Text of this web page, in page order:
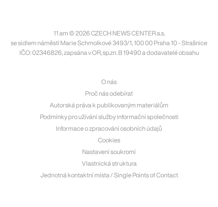
11 am © 2026 CZECH NEWS CENTER a.s.
se sídlem náměstí Marie Schmolkové 3493/1, 100 00 Praha 10 - Strašnice
IČO: 02346826, zapsána v OR, sp.zn. B 19490 a dodavatelé obsahu
O nás
Proč nás odebírat
Autorská práva k publikovaným materiálům
Podmínky pro užívání služby informační společnosti
Informace o zpracování osobních údajů
Cookies
Nastavení soukromí
Vlastnická struktura
Jednotná kontaktní místa / Single Points of Contact